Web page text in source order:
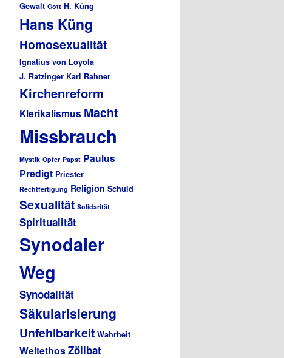
Gewalt Gott H. Küng
Hans Küng
Homosexualität
Ignatius von Loyola
J. Ratzinger Karl Rahner
Kirchenreform
Klerikalismus Macht
Missbrauch
Mystik Opfer Papst Paulus
Predigt Priester
Rechtfertigung Religion Schuld
Sexualität Solidarität
Spiritualität
Synodaler
Weg
Synodalität
Säkularisierung
Unfehlbarkeit Wahrheit
WeltethosZölibat